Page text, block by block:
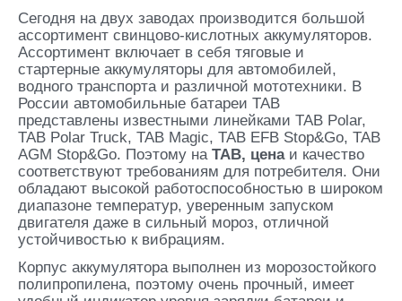
Сегодня на двух заводах производится большой
ассортимент свинцово-кислотных аккумуляторов.
Ассортимент включает в себя тяговые и
стартерные аккумуляторы для автомобилей,
водного транспорта и различной мототехники. В
России автомобильные батареи TAB
представлены известными линейками TAB Polar,
TAB Polar Truck, TAB Magic, TAB EFB Stop&Go, TAB
AGM Stop&Go. Поэтому на TAB, ценаи качество
соответствуют требованиям для потребителя. Они
обладают высокой работоспособностью в широком
диапазоне температур, уверенным запуском
двигателя даже в сильный мороз, отличной
устойчивостью к вибрациям.
Корпус аккумулятора выполнен из морозостойкого
полипропилена, поэтому очень прочный, имеет